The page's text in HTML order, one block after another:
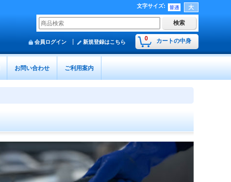
文字サイズ:
0 カートの中身
会員ログイン 新規登録はこちら
お問い合わせ ご利用案内